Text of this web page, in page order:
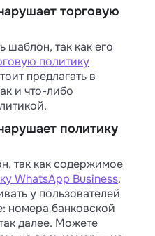
торговую
шаблон, так как его
политику
предлагать в
и что-либо
политику
так как содержимое
WhatsApp Business.
у пользователей
номера банковской
далее. Можете